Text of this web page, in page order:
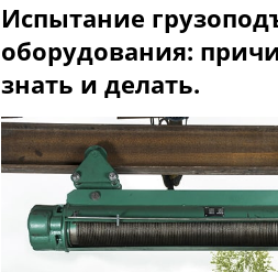
Испытание
оборудования:
знать и делать.